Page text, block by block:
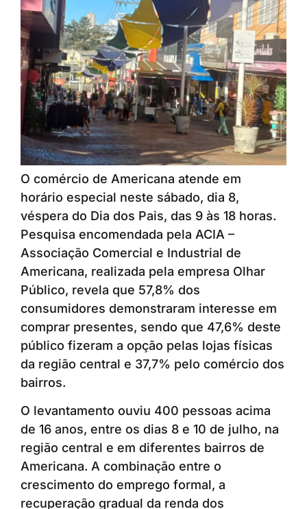
O comércio de Americana atende em
horário especial neste sábado, dia 8,
véspera do Dia dos Pais, das 9 às 18 horas.
Pesquisa encomendada pela ACIA –
Associação Comercial e Industrial de
Americana, realizada pela empresa Olhar
Público, revela que 57,8% dos
consumidores demonstraram interesse em
comprar presentes, sendo que 47,6% deste
público fizeram a opção pelas lojas físicas
da região central e 37,7% pelo comércio dos
bairros.
O levantamento ouviu 400 pessoas acima
de 16 anos, entre os dias 8 e 10 de julho, na
região central e em diferentes bairros de
Americana. A combinação entre o
crescimento do emprego formal, a
recuperação gradual da renda dos